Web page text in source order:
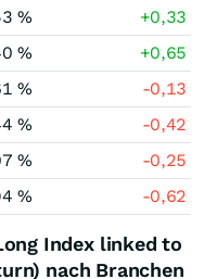
%
+0,33
%
+0,65
%
-0,13
%
-0,42
%
-0,25
% -0,62
Index linked to
nach Branchen